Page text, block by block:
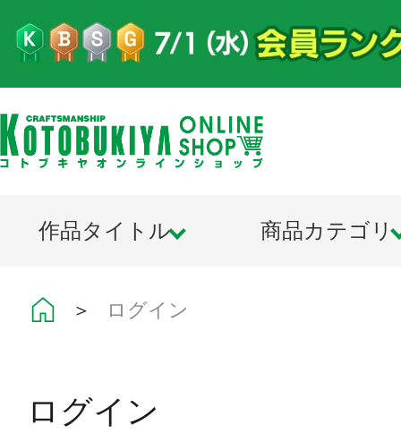
作品タイトル 商品カテゴリ
＞ ログイン
ログイン